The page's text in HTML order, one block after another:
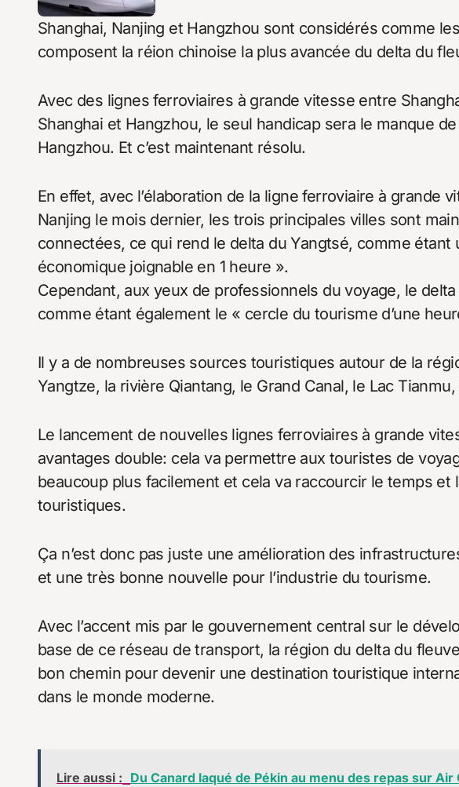
Shanghai, Nanjing et Hangzhou sont considérés comme
composent la réion chinoise la plus avancée du delta du
Avec des lignes ferroviaires à grande vitesse entre
Shanghai et Hangzhou, le seul handicap sera le manque
Hangzhou. Et c’est maintenant résolu.
En effet, avec l’élaboration de la ligne ferroviaire à grande
Nanjing le mois dernier, les trois principales villes sont
connectées, ce qui rend le delta du Yangtsé, comme étant
économique joignable en 1 heure ».
Cependant, aux yeux de professionnels du voyage, le
comme étant également le « cercle du tourisme d’une
Il y a de nombreuses sources touristiques autour de la
Yangtze, la rivière Qiantang, le Grand Canal, le Lac
Le lancement de nouvelles lignes ferroviaires à grande
avantages double: cela va permettre aux touristes de
beaucoup plus facilement et cela va raccourcir le temps et
touristiques.
Ça n’est donc pas juste une amélioration des
et une très bonne nouvelle pour l’industrie du tourisme.
Avec l’accent mis par le gouvernement central sur le
base de ce réseau de transport, la région du delta du
bon chemin pour devenir une destination touristique
dans le monde moderne.
Lire aussi : Du Canard laqué de Pékin au menu des repas sur Air